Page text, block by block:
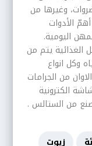
وغيرها من
الأدوات
اليومية.
الغذائية يتم من
وكل انواع
من الجرامات
الكترونية
من الستالس .
زيوت